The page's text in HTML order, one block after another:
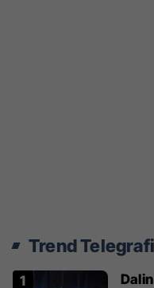
Trend Telegrafi